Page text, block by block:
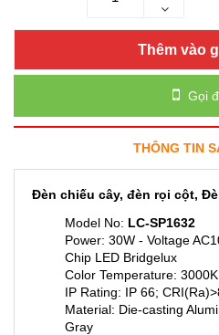
Thêm vào
Gọi
THÔNG TIN
Đèn chiếu cây, đèn rọi cột,
Model No: LC-SP1632
Power: 30W - Voltage
Chip LED Bridgelux
Color Temperature: 3000K
IP Rating: IP 66;
Material: Die-casting
Gray